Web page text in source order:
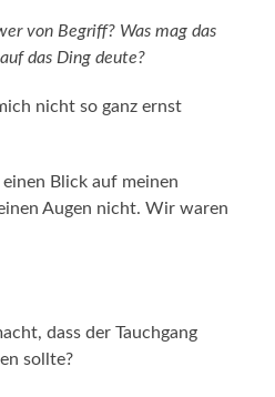
von Begriff? Was mag das
das Ding deute?
nicht so ganz ernst
Blick auf meinen
Augen nicht. Wir waren
dass der Tauchgang
sollte?